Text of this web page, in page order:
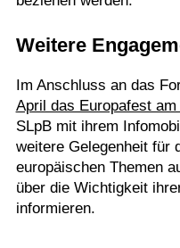
Weitere
Im Anschluss an das
April das Europafest
SLpB mit ihrem
weitere Gelegenheit für
europäischen Themen
über die Wichtigkeit
informieren.